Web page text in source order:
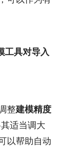
工具对导入
整建模精度
适当调大
以帮助自动